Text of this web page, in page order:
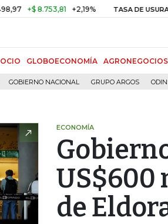
+$ 8.753,81 +2,19% TASA DE USURA
OCIO GLOBOECONOMÍA AGRONEGOCIOS
GOBIERNO NACIONAL GRUPO ARGOS
ECONOMÍA
US$600
de